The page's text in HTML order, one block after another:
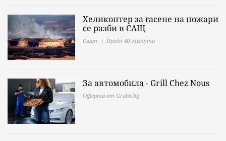
Хеликоптер за гасене на пожари
се разби в САЩ
Свят Преди 40 минути
За автомобила - Grill Chez Nous
Оферта от Grabo.bg